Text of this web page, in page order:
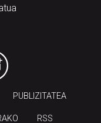
PUBLIZITATEA
RSS